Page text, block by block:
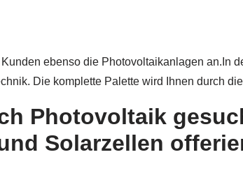
ebenso die Photovoltaikanlagen an.In
Die komplette Palette wird Ihnen durch
Photovoltaik
Solarzellen